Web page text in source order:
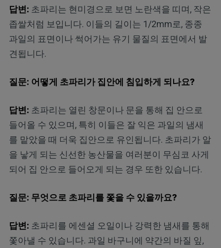
답변: 초파리는 현미경으로 보면 노란색을 띠며, 작은
좁쌀처럼 보입니다. 이들의 길이는 1/2mm로, 종종
과일의 표면이나 썩어가는 유기 물질의 표면에서 발
견됩니다.
질문: 어떻게 초파리가 집안에 침입하게 되나요?
답변: 초파리는 열린 창문이나 문을 통해 집 안으로
들어올 수 있으며, 특히 이들은 잘 익은 과일의 냄새
를 맡았을 때 더욱 집안으로 유인됩니다. 초파리가 알
을 낳게 되는 신선한 농산물을 여러분이 무심코 사게
되어 집 안으로 들어오게 되는 경우 또한 있습니다.
질문: 무엇으로 초파리를 쫓을 수 있을까요?
답변: 초파리를 에센셜 오일이나 강력한 냄새를 통해
쫓아낼 수 있습니다. 과일 바구니에 약간의 바질 잎,